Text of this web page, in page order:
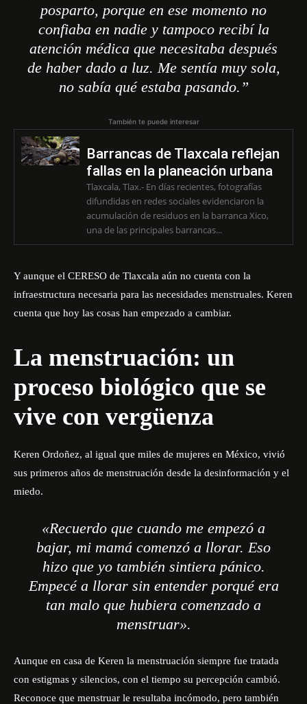
posparto, porque en ese momento no
confiaba en nadie y tampoco recibí la
atención médica que necesitaba después
de haber dado a luz. Me sentía muy sola,
no sabía qué estaba pasando.”
También te puede interesar
Barrancas de Tlaxcala reflejan
fallas en la planeación urbana
Tlaxcala, Tlax.- En días recientes, fotografías
difundidas en redes sociales evidenciaron la
acumulación de residuos en la barranca Xico,
una de las principales barrancas...
Y aunque el CERESO de Tlaxcala aún no cuenta con la
infraestructura necesaria para las necesidades menstruales. Keren
cuenta que hoy las cosas han empezado a cambiar.
La menstruación: un
proceso biológico que se
vive con vergüenza
Keren Ordoñez, al igual que miles de mujeres en México, vivió
sus primeros años de menstruación desde la desinformación y el
miedo.
«Recuerdo que cuando me empezó a
bajar, mi mamá comenzó a llorar. Eso
hizo que yo también sintiera pánico.
Empecé a llorar sin entender porqué era
tan malo que hubiera comenzado a
menstruar».
Aunque en casa de Keren la menstruación siempre fue tratada
con estigmas y silencios, con el tiempo su percepción cambió.
Reconoce que menstruar le resultaba incómodo, pero también